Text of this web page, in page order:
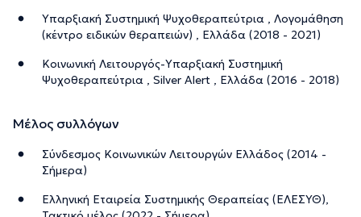
Υπαρξιακή Συστημική Ψυχοθεραπεύτρια , Λογομάθηση
(κέντρο ειδικών θεραπειών) , Ελλάδα (2018 - 2021)
Κοινωνική Λειτουργός-Υπαρξιακή Συστημική
Ψυχοθεραπεύτρια , Silver Alert , Ελλάδα (2016 - 2018)
Μέλος συλλόγων
Σύνδεσμος Κοινωνικών Λειτουργών Ελλάδος (2014 -
Σήμερα)
Ελληνική Εταιρεία Συστημικής Θεραπείας (ΕΛΕΣΥΘ),